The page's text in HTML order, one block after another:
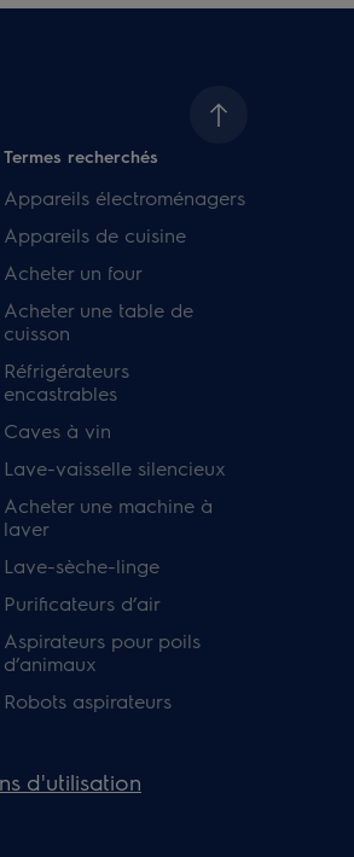
Termes recherchés
Appareils électroménagers
Appareils de cuisine
Acheter un four
Acheter une table de
cuisson
Réfrigérateurs
encastrables
Caves à vin
Lave-vaisselle silencieux
Acheter une machine à
laver
Lave-sèche-linge
Purificateurs d’air
Aspirateurs pour poils
d’animaux
Robots aspirateurs
d'utilisation